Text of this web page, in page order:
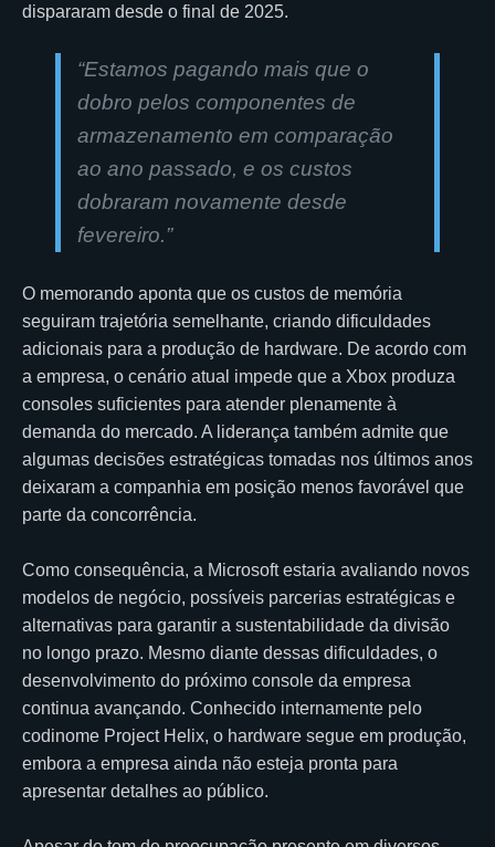
dispararam desde o final de 2025.
“Estamos pagando mais que o
dobro pelos componentes de
armazenamento em comparação
ao ano passado, e os custos
dobraram novamente desde
fevereiro.”
O memorando aponta que os custos de memória
seguiram trajetória semelhante, criando dificuldades
adicionais para a produção de hardware. De acordo com
a empresa, o cenário atual impede que a Xbox produza
consoles suficientes para atender plenamente à
demanda do mercado. A liderança também admite que
algumas decisões estratégicas tomadas nos últimos anos
deixaram a companhia em posição menos favorável que
parte da concorrência.
Como consequência, a Microsoft estaria avaliando novos
modelos de negócio, possíveis parcerias estratégicas e
alternativas para garantir a sustentabilidade da divisão
no longo prazo. Mesmo diante dessas dificuldades, o
desenvolvimento do próximo console da empresa
continua avançando. Conhecido internamente pelo
codinome Project Helix, o hardware segue em produção,
embora a empresa ainda não esteja pronta para
apresentar detalhes ao público.